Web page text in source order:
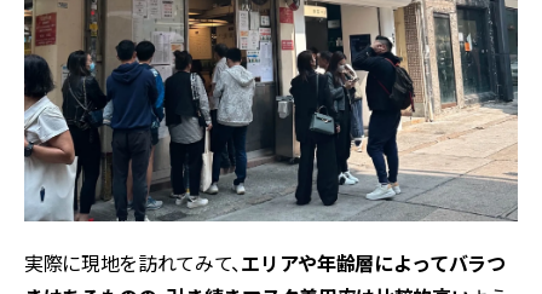
実際に現地を訪れてみて、エリアや年齢層によってバラつ